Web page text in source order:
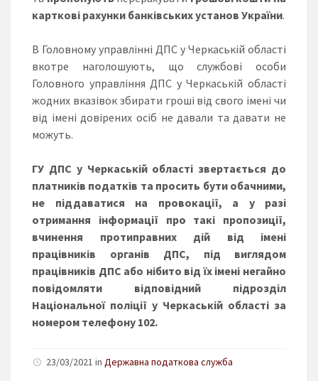
карткові рахунки банківських установ України.
В Головному управлінні ДПС у Черкаській області
вкотре наголошують, що службові особи
Головного управління ДПС у Черкаській області
жодних вказівок збирати гроші від свого імені чи
від імені довірених осіб не давали та давати не
можуть.
ГУ ДПС у Черкаській області звертається до
платників податків та просить бути обачними,
не піддаватися на провокації, а у разі
отримання інформації про такі пропозиції,
вчинення протиправних дій від імені
працівників органів ДПС, під виглядом
працівників ДПС або нібито від їх імені негайно
повідомляти відповідний підрозділ
Національної поліції у Черкаській області за
номером телефону 102.
23/03/2021 in Державна податкова служба